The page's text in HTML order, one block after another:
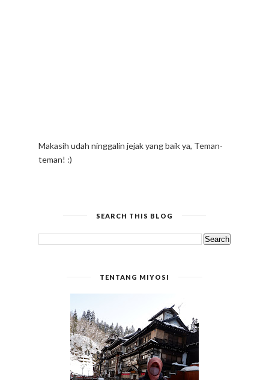
Makasih udah ninggalin jejak yang baik ya, Teman-
teman! :)
SEARCH THIS BLOG
TENTANG MIYOSI